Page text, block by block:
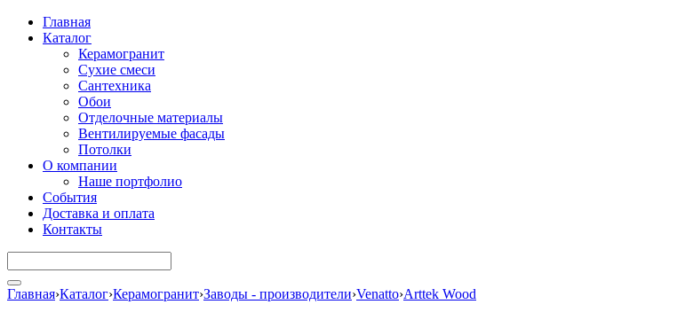
Главная
Каталог
Керамогранит
Сухие смеси
Сантехника
Обои
Отделочные материалы
Вентилируемые фасады
Потолки
О компании
Наше портфолио
События
Доставка и оплата
Контакты
Главная›Каталог›Керамогранит›Заводы - производители›Venatto›Arttek Wood